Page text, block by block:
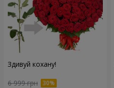
Здивуй кохану!
6 999 грн